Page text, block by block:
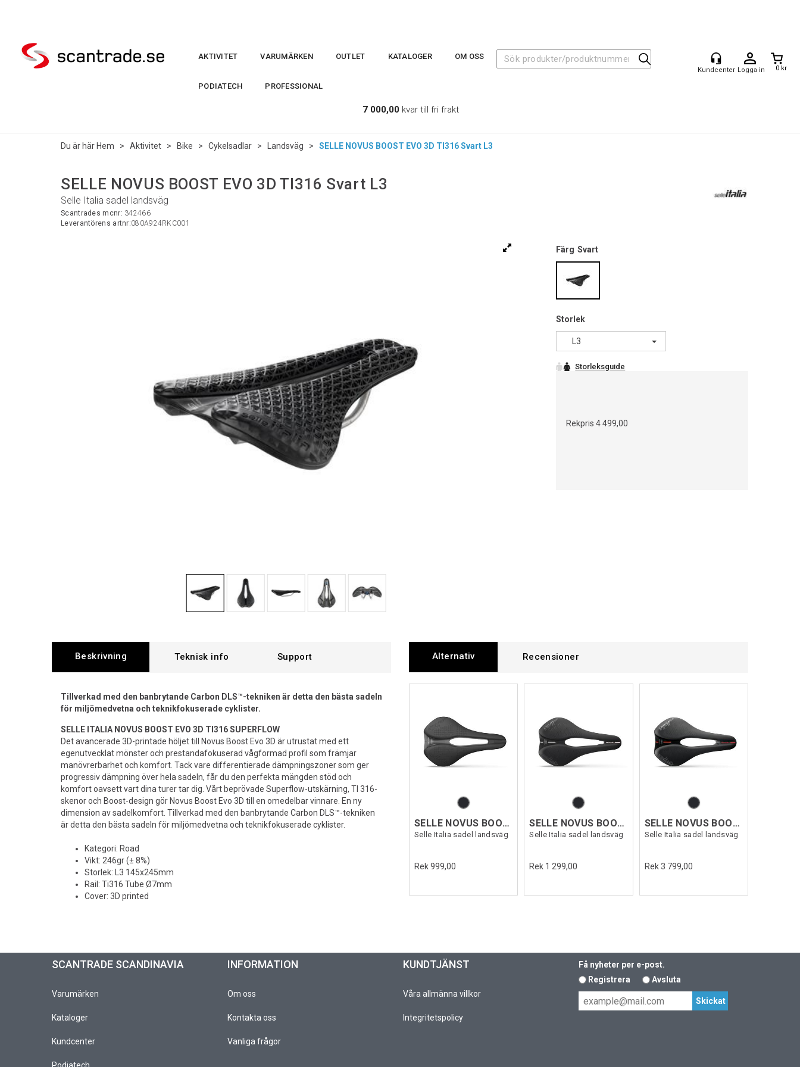
Logga in 0 kr
AKTIVITET VARUMÄRKEN OUTLET KATALOGER OM OSS
PODIATECH PROFESSIONAL
7 000,00 kvar till fri frakt
Du är här Hem > Aktivitet > Bike > Cykelsadlar > Landsväg > SELLE NOVUS BOOST EVO 3D TI316 Svart L3
SELLE NOVUS BOOST EVO 3D TI316 Svart L3
Selle Italia sadel landsväg
Scantrades mcnr: 342466
Leverantörens artnr:080A924RKC001
Färg Svart
Storlek
L3
Rekpris4 499,00
Beskrivning Support
Tillverkad med den banbrytande Carbon DLS™-tekniken är detta den bästa sadeln
för miljömedvetna och teknikfokuserade cyklister.
SELLE ITALIA NOVUS BOOST EVO 3D TI316 SUPERFLOW
Det avancerade 3D-printade höljet till Novus Boost Evo 3D är utrustat med ett
egenutvecklat mönster och prestandafokuserad vågformad profil som främjar
manövrerbarhet och komfort. Tack vare differentierade dämpningszoner som ger
progressiv dämpning över hela sadeln, får du den perfekta mängden stöd och
komfort oavsett vart dina turer tar dig. Vårt beprövade Superflow-utskärning, TI 316-
skenor och Boost-design gör Novus Boost Evo 3D till en omedelbar vinnare. En ny
dimension av sadelkomfort. Tillverkad med den banbrytande Carbon DLS™-tekniken
är detta den bästa sadeln för miljömedvetna och teknikfokuserade cyklister.
Kategori: Road
Vikt: 246gr (± 8%)
Storlek: L3 145x245mm
Rail: Ti316 Tube Ø7mm
Cover: 3D printed
Alternativ Recensioner
SELLE NOVUS BOOST EVO SF
Selle Italia sadel landsväg
Rek 999,00
SELLE NOVUS BOOST EVO TM SF
Selle Italia sadel landsväg
Rek 1 299,00
SELLE NOVUS BOOST EVO KIT CARBO
Selle Italia sadel landsväg
Rek 3 799,00
SCANTRADE SCANDINAVIA
Varumärken
Kataloger
Kundcenter
INFORMATION
Om oss
Kontakta oss
Vanliga frågor
KUNDTJÄNST
Våra allmänna villkor
Integritetspolicy
Få nyheter per e-post.
Registrera
Avsluta